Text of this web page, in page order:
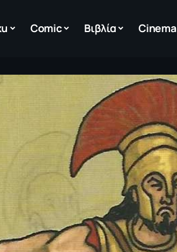
Comic Βιβλία Cinema